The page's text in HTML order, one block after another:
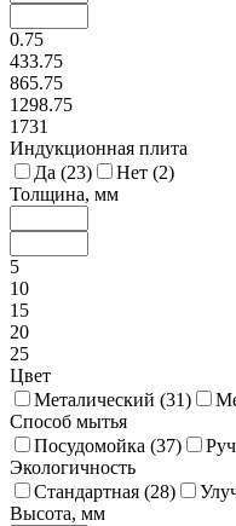
0.75
433.75
865.75
1298.75
1731
Индукционная плита
Да (23) Нет (2)
Толщина, мм
5
10
15
20
25
Цвет
Металический (31)
Способ мытья
Посудомойка (37)
Экологичность
Стандартная (28)
Высота, мм